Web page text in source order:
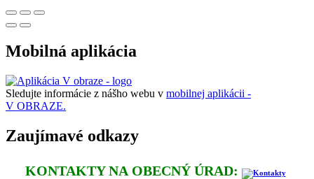
Mobilná aplikácia
Sledujte informácie z nášho webu v mobilnej aplikácii -
V OBRAZE.
Zaujímavé odkazy
KONTAKTY NA OBECNÝ ÚRAD: